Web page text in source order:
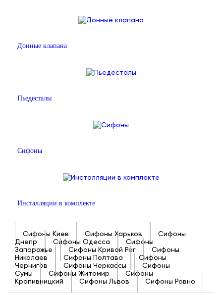
Донные клапана
Пьедесталы
Сифоны
Инсталляции в комплекте
Сифоны Киев Сифоны Харьков
Сифоны
Днепр
Сифоны Одесса
Сифоны
Запорожье
Сифоны Кривой Рог
Сифоны
Николаев
Сифоны Полтава
Сифоны
Чернигов
Сифоны Черкассы
Сифоны
Сумы
Сифоны Житомир
Сифоны
Кропивницкий
Сифоны Львов Сифоны Ровно